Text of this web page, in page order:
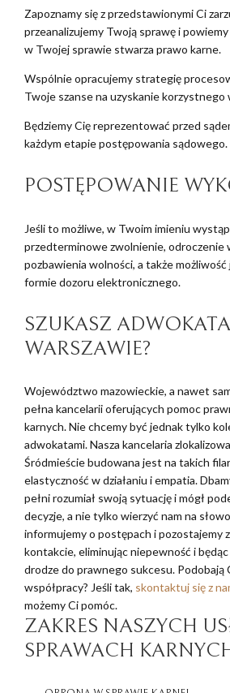
Zapoznamy się z przedstawionymi Ci
przeanalizujemy Twoją sprawę i
w Twojej sprawie stwarza prawo karne.
Wspólnie opracujemy strategię
Twoje szanse na uzyskanie korzystnego
Będziemy Cię reprezentować przed
każdym etapie postępowania sądowego.
POSTĘPOWANIE
Jeśli to możliwe, w Twoim imieniu
przedterminowe zwolnienie, odroczenie
pozbawienia wolności, a także
formie dozoru elektronicznego.
SZUKASZ
WARSZAWIE?
Województwo mazowieckie, a nawet
pełna kancelarii oferujących pomoc
karnych. Nie chcemy być jednak tylko
adwokatami. Nasza kancelaria
Śródmieście budowana jest na takich
elastyczność w działaniu i empatia.
pełni rozumiał swoją sytuację i mógł
decyzje, a nie tylko wierzyć nam na
informujemy o postępach i pozostajemy
kontakcie, eliminując niepewność i
drodze do prawnego sukcesu. Podobają
współpracy? Jeśli tak, skontaktuj się z
możemy Ci pomóc.
ZAKRES NASZYCH
SPRAWACH